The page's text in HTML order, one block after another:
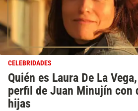
CELEBRIDADES
Quién es Laura De La
perfil de Juan Minujín con
hijas